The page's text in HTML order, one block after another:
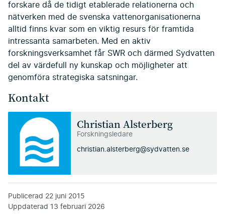
forskare då de tidigt etablerade relationerna och
nätverken med de svenska vattenorganisationerna
alltid finns kvar som en viktig resurs för framtida
intressanta samarbeten. Med en aktiv
forskningsverksamhet får SWR och därmed Sydvatten
del av värdefull ny kunskap och möjligheter att
genomföra strategiska satsningar.
Kontakt
Christian Alsterberg
Forskningsledare
christian.alsterberg@sydvatten.se
Publicerad 22 juni 2015
Uppdaterad 13 februari 2026